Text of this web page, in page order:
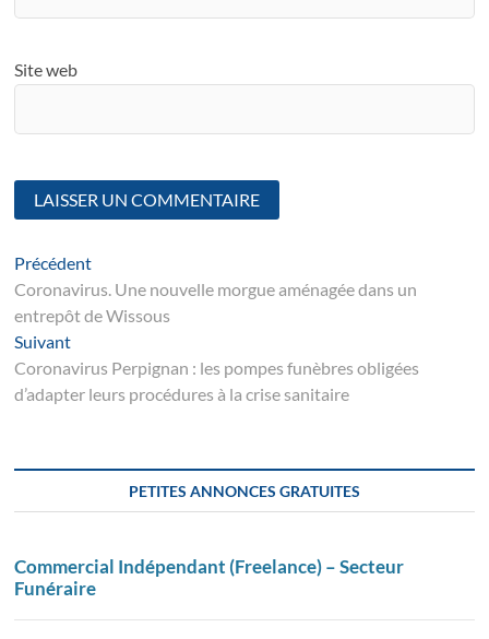
Site web
Navigation
de
l’article
PrécédentArticle
suivant
Coronavirus. Une nouvelle morgue aménagée dans un
entrepôt de Wissous
SuivantSuivant
post:
Coronavirus Perpignan : les pompes funèbres obligées
d’adapter leurs procédures à la crise sanitaire
PETITES ANNONCES GRATUITES
Commercial Indépendant (Freelance) – Secteur
Funéraire